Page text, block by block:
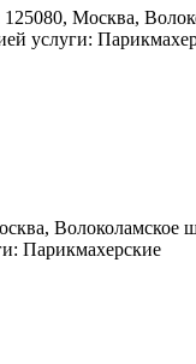
Москва,
услуги:
Волоколамское
Парикмахерские